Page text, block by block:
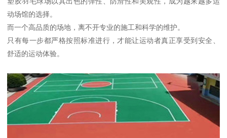
动场馆的选择。
而一个高品质的场地，离不开专业的施工和科学的维护。
只有每一步都严格按照标准进行，才能让运动者真正享受到安全、
舒适的运动体验。